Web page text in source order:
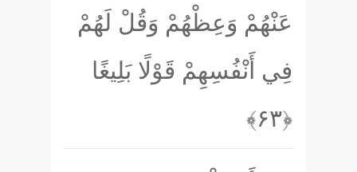
عَنْهُمْ وَعِظْهُمْ وَقُلْ لَهُمْ
فِي أَنْفُسِهِمْ قَوْلًا بَلِيغًا
﴿۶۳﴾